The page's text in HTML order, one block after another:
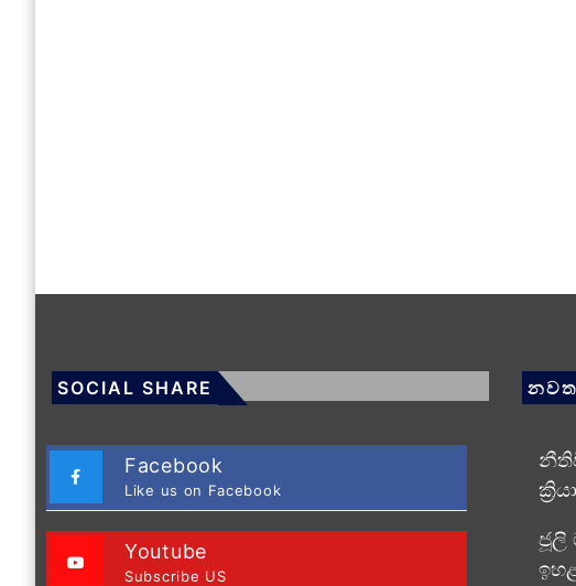
SOCIAL SHARE
Facebook
Like us on Facebook
Youtube
Subscribe US
ජූලි